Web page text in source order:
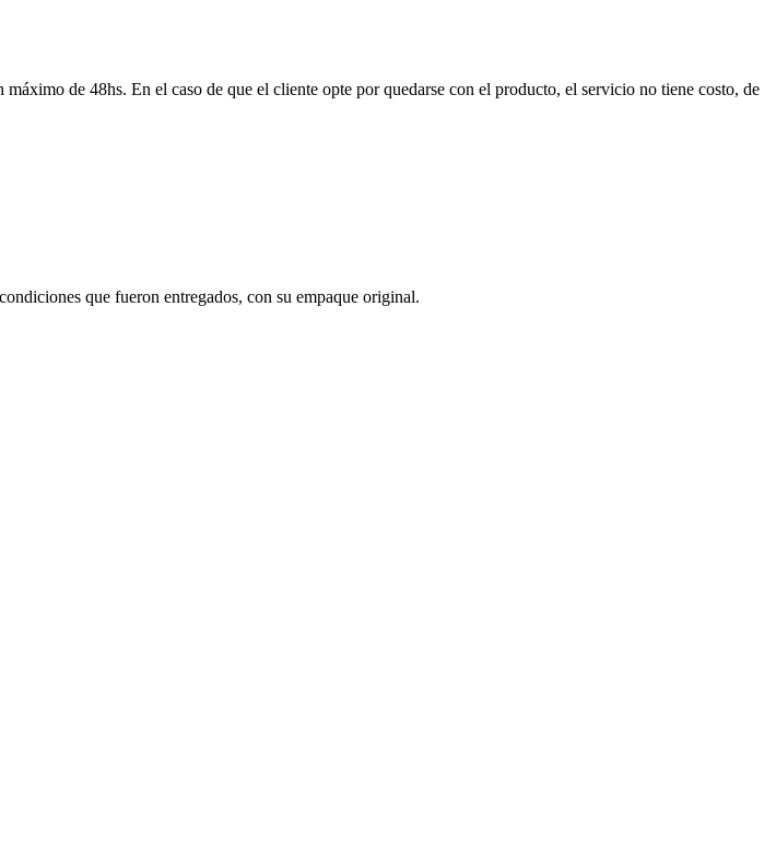
de 48hs. En el caso de que el cliente opte por quedarse con el producto, el servicio no tiene costo, de
que fueron entregados, con su empaque original.